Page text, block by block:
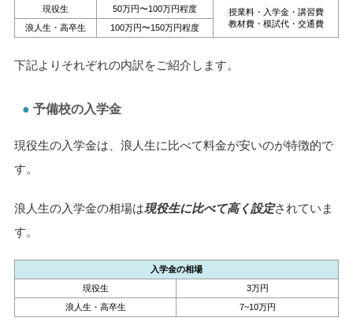
現役生
50万円〜100万円程度
授業料・入学金・講習費
教材費・模試代・交通費
浪人生・高卒生 100万円〜150万円程度
下記よりそれぞれの内訳をご紹介します。
予備校の入学金
現役生の入学金は、浪人生に比べて料金が安いのが特徴的で
す。
浪人生の入学金の相場は現役生に比べて高く設定されていま
す。
入学金の相場
現役生
3万円
浪人生・高卒生
7~10万円